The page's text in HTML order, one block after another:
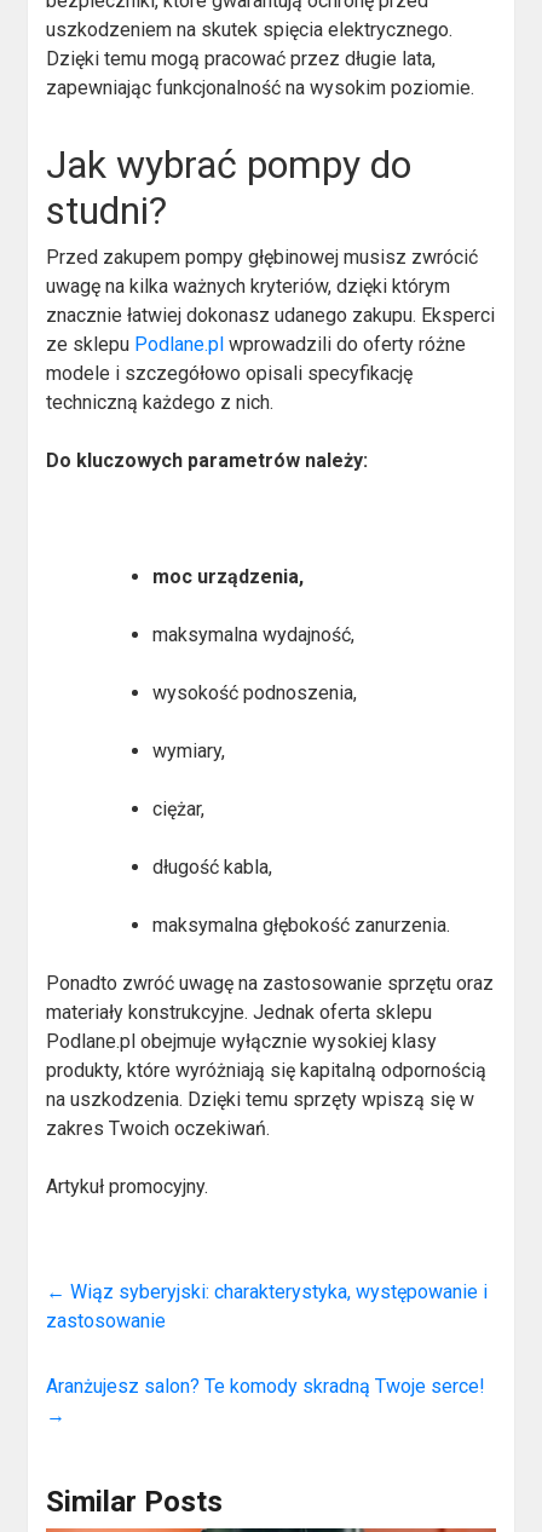
uszkodzeniem na skutek spięcia elektrycznego.
Dzięki temu mogą pracować przez długie lata,
zapewniając funkcjonalność na wysokim poziomie.
Jak wybrać pompy do
studni?
Przed zakupem pompy głębinowej musisz zwrócić
uwagę na kilka ważnych kryteriów, dzięki którym
znacznie łatwiej dokonasz udanego zakupu. Eksperci
ze sklepu Podlane.plwprowadzili do oferty różne
modele i szczegółowo opisali specyfikację
techniczną każdego z nich.
Do kluczowych parametrów należy:
moc urządzenia,
maksymalna wydajność,
wysokość podnoszenia,
wymiary,
ciężar,
długość kabla,
maksymalna głębokość zanurzenia.
Ponadto zwróć uwagę na zastosowanie sprzętu oraz
materiały konstrukcyjne. Jednak oferta sklepu
Podlane.pl obejmuje wyłącznie wysokiej klasy
produkty, które wyróżniają się kapitalną odpornością
na uszkodzenia. Dzięki temu sprzęty wpiszą się w
zakres Twoich oczekiwań.
Artykuł promocyjny.
← Wiąz syberyjski: charakterystyka, występowanie i
zastosowanie
Aranżujesz salon? Te komody skradną Twoje serce!
→
Similar Posts